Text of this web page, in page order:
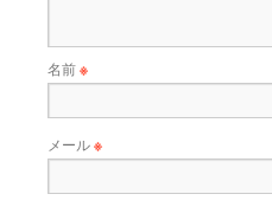
名前※
メール※